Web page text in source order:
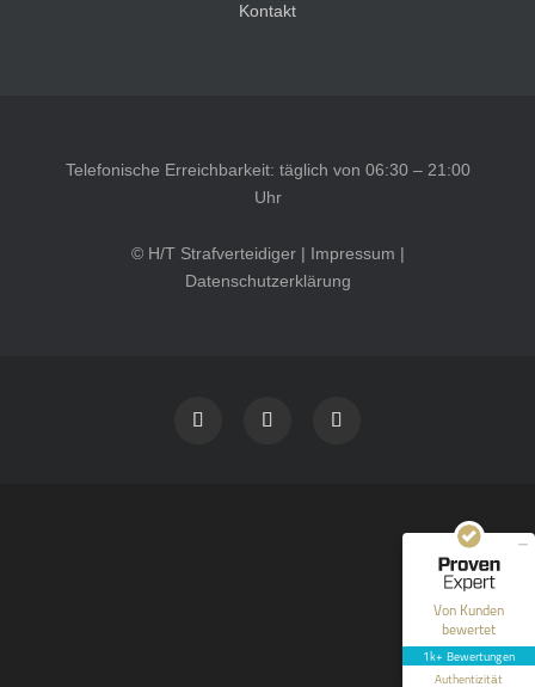
Kontakt
Telefonische Erreichbarkeit: täglich von 06:30 – 21:00
Uhr
© H/T Strafverteidiger | Impressum |
Datenschutzerklärung
Von Kunden
bewertet
1k+ Bewertungen
Authentizität
40
Bewertungen auf
ProvenExpert.com
Blick aufs ProvenExpert-Profil werfen